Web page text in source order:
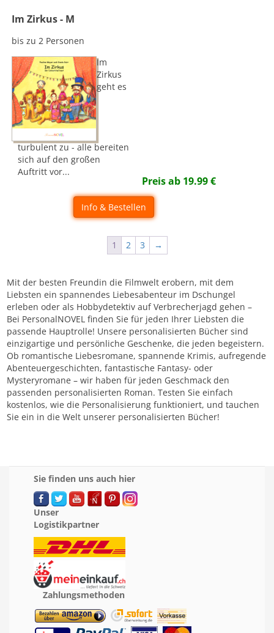
Im Zirkus - M
bis zu 2 Personen
Im
Zirkus
geht es
turbulent zu - alle bereiten
sich auf den großen
Auftritt vor...
Preis ab 19.99€
Info & Bestellen
1 2 3 →
Mit der besten Freundin die Filmwelt erobern, mit dem
Liebsten ein spannendes Liebesabenteur im Dschungel
erleben oder als Hobbydetektiv auf Verbrecherjagd gehen –
Bei PersonalNOVEL finden Sie für jeden Ihrer Liebsten die
passende Hauptrolle! Unsere personalisierten Bücher sind
einzigartige und persönliche Geschenke, die jeden begeistern.
Ob romantische Liebesromane, spannende Krimis, aufregende
Abenteuergeschichten, fantastische Fantasy- oder
Mysteryromane – wir haben für jeden Geschmack den
passenden personalisierten Roman. Testen Sie einfach
kostenlos, wie die Personalisierung funktioniert, und tauchen
Sie ein in die Welt unserer personalisierten Bücher!
Sie finden uns auch hier
Unser
Logistikpartner
Zahlungsmethoden